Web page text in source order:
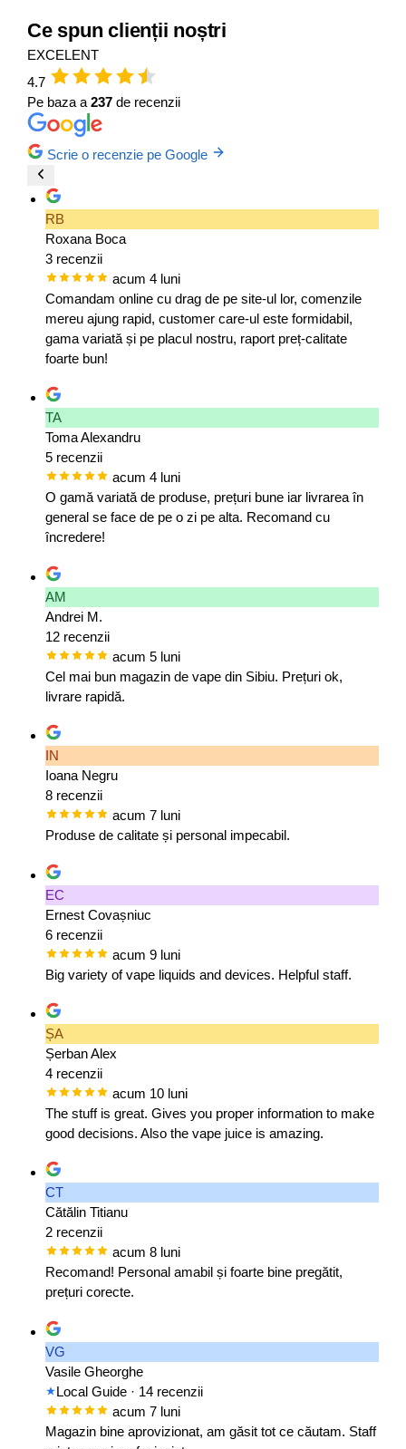
Ce spun clienții noștri
EXCELENT
4.7
Pe baza a 237 de recenzii
Scrie o recenzie pe Google
RB
Roxana Boca
3 recenzii
acum 4 luni
Comandam online cu drag de pe site-ul lor, comenzile
mereu ajung rapid, customer care-ul este formidabil,
gama variată și pe placul nostru, raport preț-calitate
foarte bun!
TA
Toma Alexandru
5 recenzii
acum 4 luni
O gamă variată de produse, prețuri bune iar livrarea în
general se face de pe o zi pe alta. Recomand cu
încredere!
AM
Andrei M.
12 recenzii
acum 5 luni
Cel mai bun magazin de vape din Sibiu. Prețuri ok,
livrare rapidă.
IN
Ioana Negru
8 recenzii
acum 7 luni
Produse de calitate și personal impecabil.
EC
Ernest Covașniuc
6 recenzii
acum 9 luni
Big variety of vape liquids and devices. Helpful staff.
ȘA
Șerban Alex
4 recenzii
acum 10 luni
The stuff is great. Gives you proper information to make
good decisions. Also the vape juice is amazing.
CT
Cătălin Titianu
2 recenzii
acum 8 luni
Recomand! Personal amabil și foarte bine pregătit,
prețuri corecte.
VG
Vasile Gheorghe
Local Guide · 14 recenzii
acum 7 luni
Magazin bine aprovizionat, am găsit tot ce căutam. Staff